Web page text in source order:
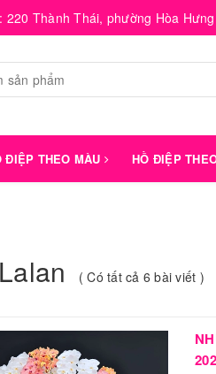
: 220 Thành Thái, phường Hòa
ĐIỆP THEO MÀU HỒ ĐIỆP
( Có tất cả 6 bài viết )